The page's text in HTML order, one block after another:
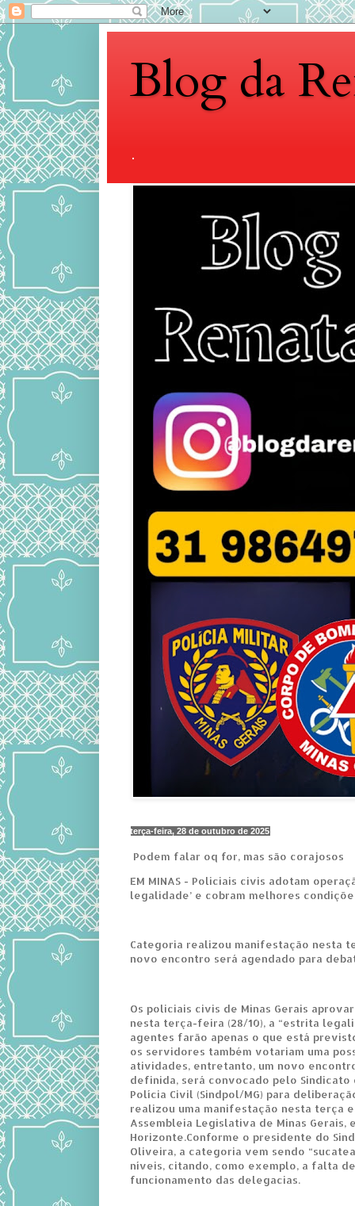
Blog da
.
terça-feira, 28 de outubro de 2025
Podem falar oq for, mas são corajosos
EM MINAS - Policiais civis adotam
legalidade’ e cobram melhores
Categoria realizou manifestação nesta
novo encontro será agendado para
Os policiais civis de Minas Gerais
nesta terça-feira (28/10), a “estrita
agentes farão apenas o que está
os servidores também votariam uma
atividades, entretanto, um novo
definida, será convocado pelo Sindicato
Polícia Civil (Sindpol/MG) para
realizou uma manifestação nesta terça
Assembleia Legislativa de Minas Gerais,
Horizonte.Conforme o presidente do
Oliveira, a categoria vem sendo
níveis, citando, como exemplo, a falta
funcionamento das delegacias.